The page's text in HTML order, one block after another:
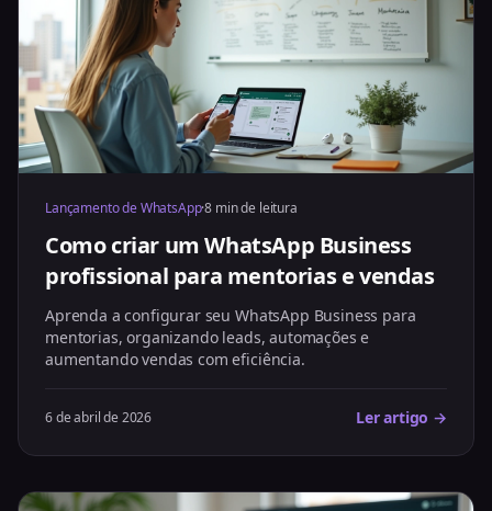
Lançamento de WhatsApp·8 min de leitura
Como criar um WhatsApp Business
profissional para mentorias e vendas
Aprenda a configurar seu WhatsApp Business para
mentorias, organizando leads, automações e
aumentando vendas com eficiência.
6 de abril de 2026 Ler artigo →